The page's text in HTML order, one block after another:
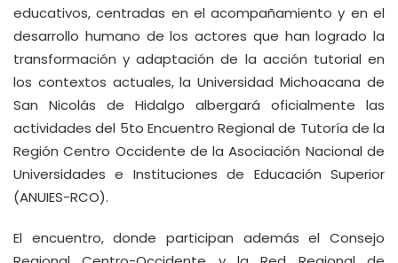
educativos, centradas en el acompañamiento y en el
desarrollo humano de los actores que han logrado la
transformación y adaptación de la acción tutorial en
los contextos actuales, la Universidad Michoacana de
San Nicolás de Hidalgo albergará oficialmente las
actividades del 5to Encuentro Regional de Tutoría de la
Región Centro Occidente de la Asociación Nacional de
Universidades e Instituciones de Educación Superior
(ANUIES-RCO).
El encuentro, donde participan además el Consejo